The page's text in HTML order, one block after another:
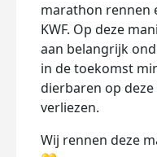
marathon rennen
KWF. Op deze
aan belangrijk
in de toekomst
dierbaren op
verliezen.
Wij rennen deze